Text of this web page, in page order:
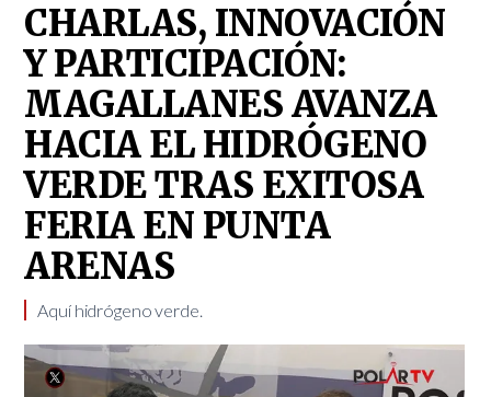
CHARLAS, INNOVACIÓN
Y PARTICIPACIÓN:
MAGALLANES AVANZA
HACIA EL HIDRÓGENO
VERDE TRAS EXITOSA
FERIA EN PUNTA
ARENAS
Aquí hidrógeno verde.